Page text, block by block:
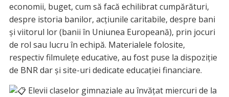
economii, buget, cum să facă echilibrat cumpărături,
despre istoria banilor, acțiunile caritabile, despre bani
și viitorul lor (banii în Uniunea Europeană), prin jocuri
de rol sau lucru în echipă. Materialele folosite,
respectiv filmulețe educative, au fost puse la dispoziție
de BNR dar și site-uri dedicate educației financiare.
Elevii claselor gimnaziale au învățat miercuri de la